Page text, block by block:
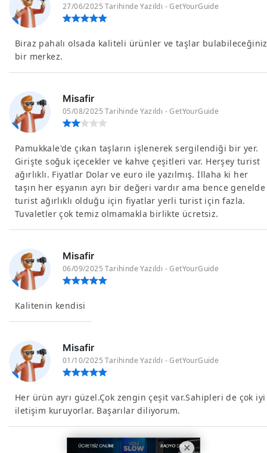
27/06/2025 Tarihinde Yazıldı - GetYourGuide
Biraz pahalı olsada kaliteli ürünler ve taşlar bulabileceğiniz
bir merkez.
Misafir
05/08/2025 Tarihinde Yazıldı - GetYourGuide
Pamukkale'de çıkan taşların işlenerek sergilendiği bir yer.
Girişte soğuk içecekler ve kahve çeşitleri var. Herşey turist
ağırlıklı. Fiyatlar Dolar ve euro ile yazılmış. İllaha ki her
taşın her eşyanın ayrı bir değeri vardır ama bence genelde
turist ağırlıklı olduğu için fiyatlar yerli turist için fazla.
Tuvaletler çok temiz olmamakla birlikte ücretsiz.
Misafir
06/09/2025 Tarihinde Yazıldı - GetYourGuide
Kalitenin kendisi
Misafir
01/10/2025 Tarihinde Yazıldı - GetYourGuide
Her ürün ayrı güzel.Çok zengin çeşit var.Sahipleri de çok iyi
iletişim kuruyorlar. Başarılar diliyorum.